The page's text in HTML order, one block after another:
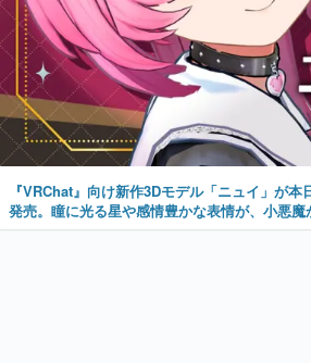
『VRChat』向け新作3Dモデル「ニュイ」が
発売。瞳に光る星や感情豊かな表情が、小悪